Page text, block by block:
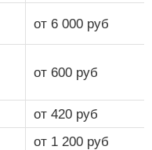
от 6 000 руб
от 600 руб
от 420 руб
от 1 200 руб